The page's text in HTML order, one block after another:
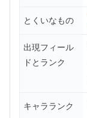
とくいなもの
出現フィール
ドとランク
キャラランク